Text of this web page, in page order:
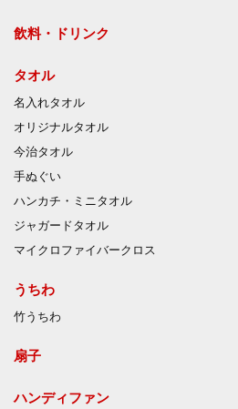
飲料・ドリンク
タオル
名入れタオル
オリジナルタオル
今治タオル
手ぬぐい
ハンカチ・ミニタオル
ジャガードタオル
マイクロファイバークロス
うちわ
竹うちわ
扇子
ハンディファン